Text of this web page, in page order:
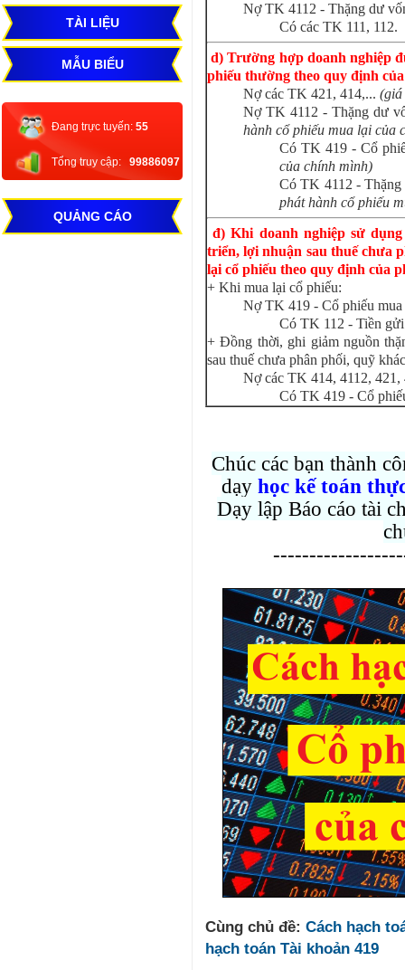
TÀI LIỆU
MẪU BIỂU
Đang trực tuyến: 55
Tổng truy cập: 99886097
QUẢNG CÁO
Nợ TK 4112 - Thặng dư
Có các TK 111, 112.
d) Trường hợp doanh nghiệp
phiếu thường theo quy định
Nợ các TK 421, 414,... (giá
Nợ TK 4112 - Thặng dư
hành cổ phiếu mua lại của
Có TK 419 - Cổ
của chính mình)
Có TK 4112 -
phát hành cổ phiếu
đ) Khi doanh nghiệp sử
triển, lợi nhuận sau thuế chưa
lại cổ phiếu theo quy định của
+ Khi mua lại cổ phiếu:
Nợ TK 419 - Cổ phiếu
Có TK 112 - Tiền
+ Đồng thời, ghi giảm nguồn
sau thuế chưa phân phối, quỹ
Nợ các TK 414, 4112, 421,
Có TK 419 - Cổ
Chúc các bạn thành
dạy học kế toán
Dạy lập Báo cáo tài
Cùng chủ đề: Cách hạch
hạch toán Tài khoản 419